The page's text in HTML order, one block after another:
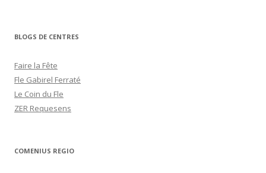
BLOGS DE CENTRES
Faire la Fête
Fle Gabirel Ferraté
Le Coin du Fle
ZER Requesens
COMENIUS REGIO